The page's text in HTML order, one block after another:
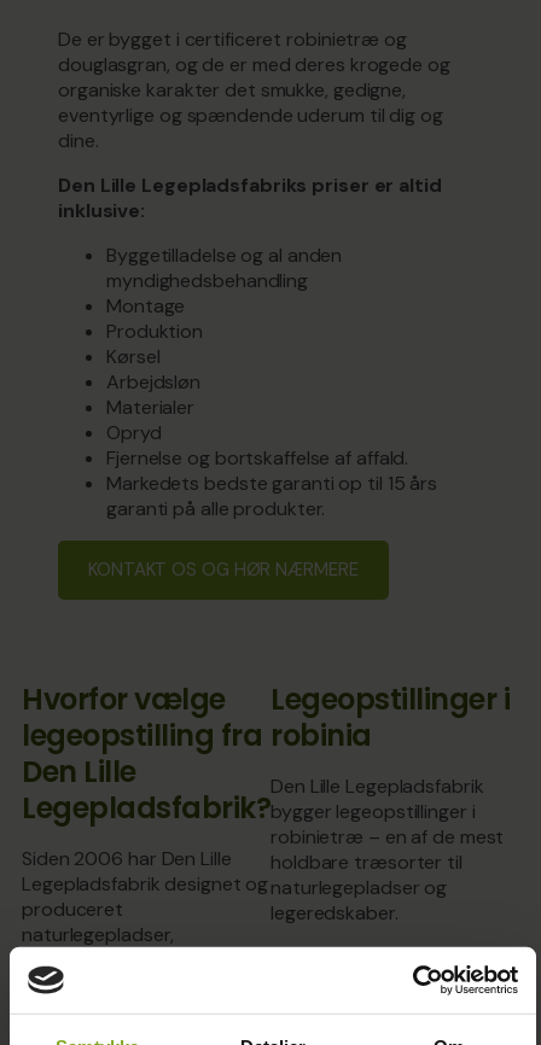
De er bygget i certificeret robinietræ og
douglasgran, og de er med deres krogede og
organiske karakter det smukke, gedigne,
eventyrlige og spændende uderum til dig og
dine.
Den Lille Legepladsfabriks priser er altid
inklusive:
Byggetilladelse og al anden
myndighedsbehandling
Montage
Produktion
Kørsel
Arbejdsløn
Materialer
Opryd
Fjernelse og bortskaffelse af affald.
Markedets bedste garanti op til 15 års
garanti på alle produkter.
KONTAKT OS OG HØR NÆRMERE
Hvorfor vælge
legeopstilling fra
Den Lille
Legepladsfabrik?
Siden 2006 har Den Lille
Legepladsfabrik designet og
produceret
naturlegepladser,
legeopstillinger,
legeredskaber og uderum i
høj kvalitet til skoler,
institutioner,
Legeopstillinger i
robinia
Den Lille Legepladsfabrik
bygger legeopstillinger i
robinietræ – en af de mest
holdbare træsorter til
naturlegepladser og
legeredskaber.